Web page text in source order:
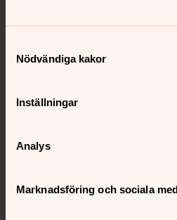
Nödvändiga kakor
Inställningar
Analys
Marknadsföring och sociala
Kalender